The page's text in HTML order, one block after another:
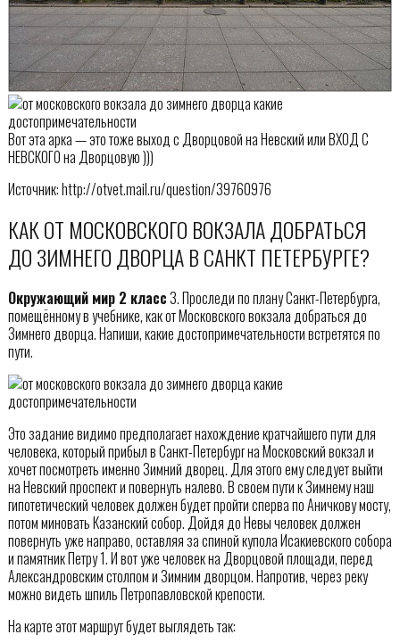
Вот эта арка — это тоже выход с Дворцовой на Невский или ВХОД С
НЕВСКОГО на Дворцовую )))
Источник: http://otvet.mail.ru/question/39760976
КАК ОТ МОСКОВСКОГО ВОКЗАЛА ДОБРАТЬСЯ
ДО ЗИМНЕГО ДВОРЦА В САНКТ ПЕТЕРБУРГЕ?
Окружающий мир 2 класс3. Проследи по плану Санкт-Петербурга,
помещённому в учебнике, как от Московского вокзала добраться до
Зимнего дворца. Напиши, какие достопримечательности встретятся по
пути.
Это задание видимо предполагает нахождение кратчайшего пути для
человека, который прибыл в Санкт-Петербург на Московский вокзал и
хочет посмотреть именно Зимний дворец. Для этого ему следует выйти
на Невский проспект и повернуть налево. В своем пути к Зимнему наш
гипотетический человек должен будет пройти сперва по Аничкову мосту,
потом миновать Казанский собор. Дойдя до Невы человек должен
повернуть уже направо, оставляя за спиной купола Исакиевского собора
и памятник Петру 1. И вот уже человек на Дворцовой площади, перед
Александровским столпом и Зимним дворцом. Напротив, через реку
можно видеть шпиль Петропавловской крепости.
На карте этот маршрут будет выглядеть так: